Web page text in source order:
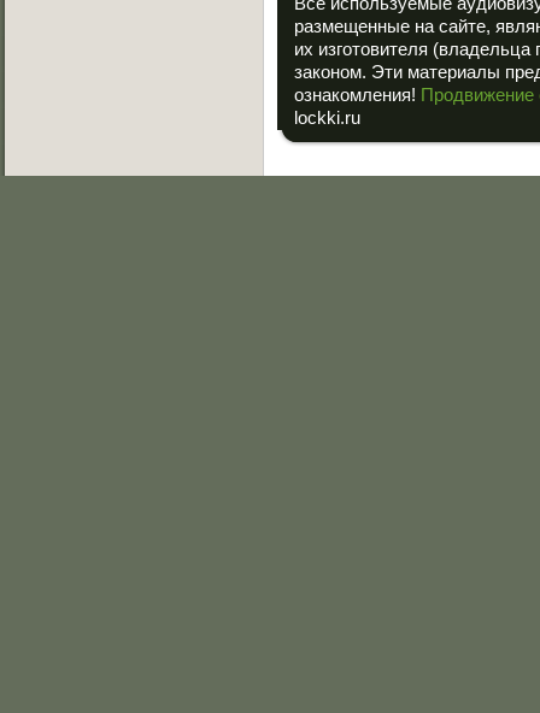
Все используемые
размещенные на сайте,
их изготовителя (владельца
законом. Эти материалы
ознакомления! Продвижение
lockki.ru